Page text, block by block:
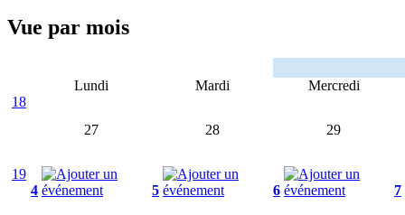
Vue par mois
Lundi Mardi
Mercredi
18
27
28 29
19
4
5 6 7